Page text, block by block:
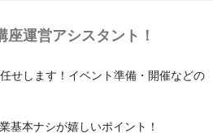
運営アシスタント！
せします！イベント準備・開催などの
基本ナシが嬉しいポイント！